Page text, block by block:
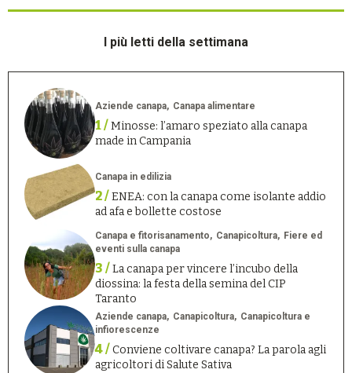
I più letti della settimana
Aziende canapa Canapa alimentare
1 /Minosse: l’amaro speziato alla canapa
made in Campania
Canapa in edilizia
2 /ENEA: con la canapa come isolante addio
ad afa e bollette costose
Canapa e fitorisanamento Canapicoltura
Fiere ed
eventi sulla canapa
3 /La canapa per vincere l’incubo della
diossina: la festa della semina del CIP
Taranto
Aziende canapa Canapicoltura
Canapicoltura e
infiorescenze
4 /Conviene coltivare canapa? La parola agli
agricoltori di Salute Sativa